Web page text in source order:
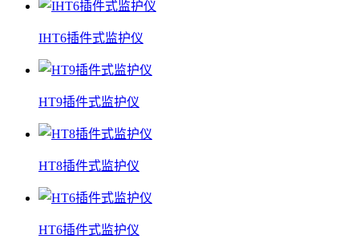
IHT6插件式监护仪
HT9插件式监护仪
HT8插件式监护仪
HT6插件式监护仪